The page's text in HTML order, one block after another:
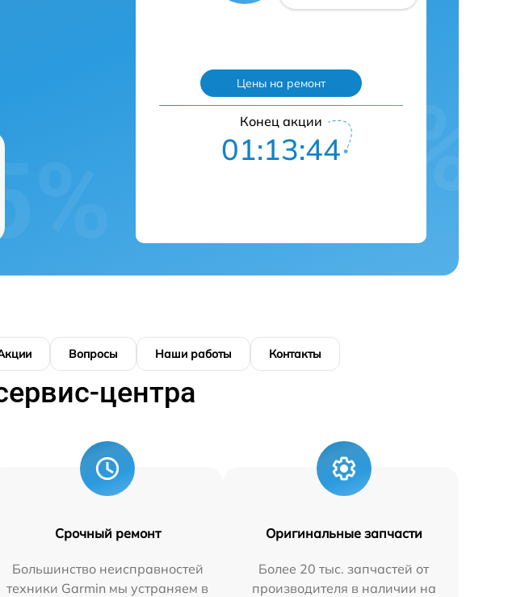
Цены на ремонт
Конец акции
01:13:43
Вопросы Наши работы Контакты
центра
Срочный ремонт
Большинство неисправностей
техники Garmin мы устраняем в
Оригинальные запчасти
Более 20 тыс. запчастей от
производителя в наличии на